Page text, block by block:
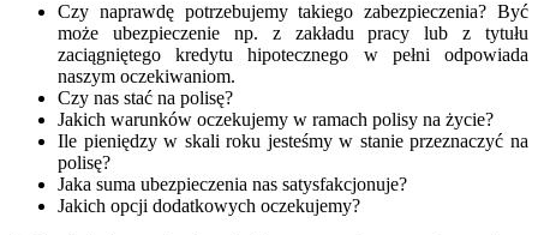
Czy naprawdę potrzebujemy takiego zabezpieczenia? Być
może ubezpieczenie np. z zakładu pracy lub z tytułu
zaciągniętego kredytu hipotecznego w pełni odpowiada
naszym oczekiwaniom.
Czy nas stać na polisę?
Jakich warunków oczekujemy w ramach polisy na życie?
Ile pieniędzy w skali roku jesteśmy w stanie przeznaczyć na
polisę?
Jaka suma ubezpieczenia nas satysfakcjonuje?
Jakich opcji dodatkowych oczekujemy?